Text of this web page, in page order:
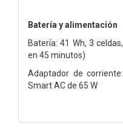
Batería y alimentación
Batería: 41 Wh, 3
en 45 minutos)
Adaptador de
Smart AC de 65 W